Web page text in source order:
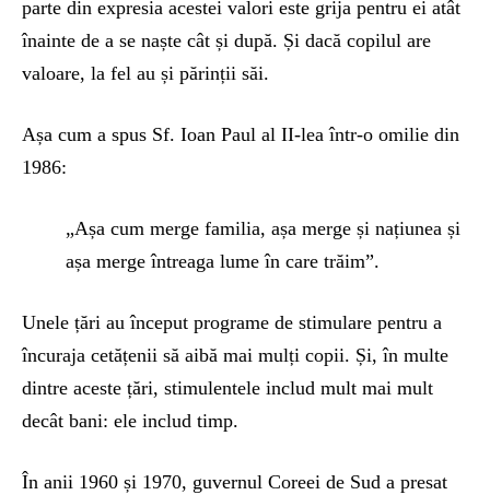
parte din expresia acestei valori este grija pentru ei atât
înainte de a se naște cât și după. Și dacă copilul are
valoare, la fel au și părinții săi.
Așa cum a spus Sf. Ioan Paul al II-lea într-o omilie din
1986:
„Așa cum merge familia, așa merge și națiunea și
așa merge întreaga lume în care trăim”.
Unele țări au început programe de stimulare pentru a
încuraja cetățenii să aibă mai mulți copii. Și, în multe
dintre aceste țări, stimulentele includ mult mai mult
decât bani: ele includ timp.
În anii 1960 și 1970, guvernul Coreei de Sud a presat